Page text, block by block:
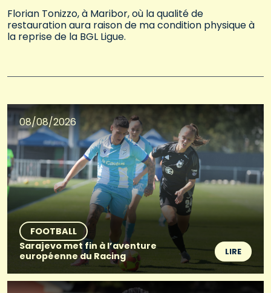
Florian Tonizzo, à Maribor, où la qualité de
restauration aura raison de ma condition physique à
la reprise de la BGL Ligue.
08/08/2026
FOOTBALL
Sarajevo met fin à l’aventure
européenne du Racing
LIRE